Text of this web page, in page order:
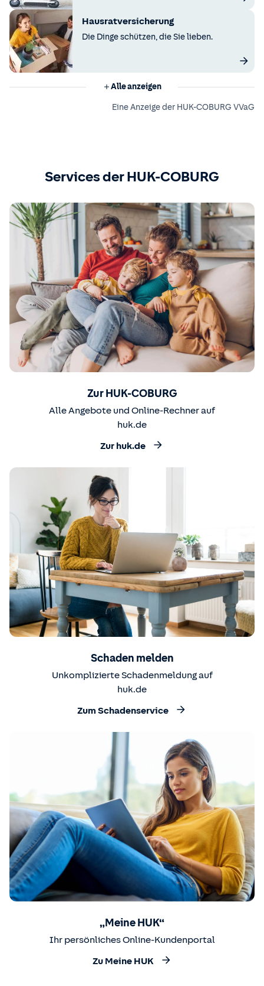
Hausratversicherung
Die Dinge schützen, die Sie lieben.
Alle anzeigen
Eine Anzeige der HUK-COBURG VVaG
Services der HUK-COBURG
Zur HUK-COBURG
Alle Angebote und Online-Rechner auf
huk.de
Zur huk.de
Schaden melden
Unkomplizierte Schadenmeldung auf
huk.de
Zum Schadenservice
„Meine HUK“
Ihr persönliches Online-Kundenportal
Zu Meine HUK